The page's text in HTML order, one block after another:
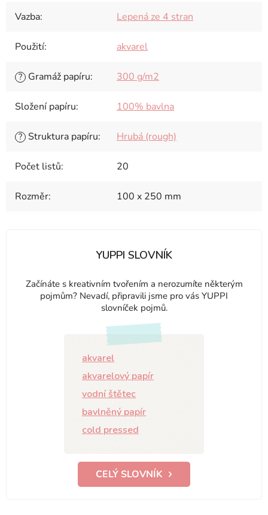
Vazba: Lepená ze 4 stran
Použití: akvarel
? Gramáž papíru: 300 g/m2
Složení papíru: 100% bavlna
? Struktura papíru: Hrubá (rough)
Počet listů: 20
Rozměr: 100 x 250 mm
YUPPI SLOVNÍK
Začínáte s kreativním tvořením a nerozumíte některým
pojmům? Nevadí, připravili jsme pro vás YUPPI
slovníček pojmů.
akvarel
akvarelový papír
vodní štětec
bavlněný papír
cold pressed
CELÝ SLOVNÍK